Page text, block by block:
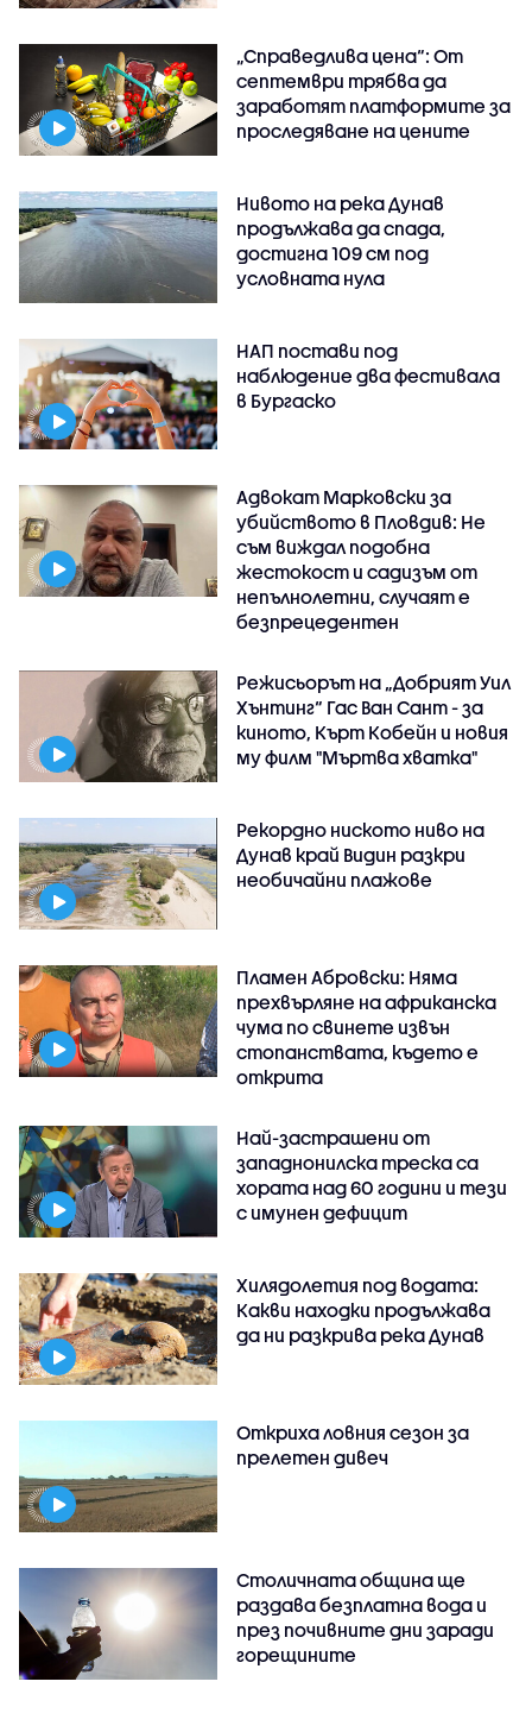
„Справедлива цена“: От
септември трябва да
заработят платформите за
проследяване на цените
Нивото на река Дунав
продължава да спада,
достигна 109 см под
условната нула
НАП постави под
наблюдение два фестивала
в Бургаско
Адвокат Марковски за
убийството в Пловдив: Не
съм виждал подобна
жестокост и садизъм от
непълнолетни, случаят е
безпрецедентен
Режисьорът на „Добрият Уил
Хънтинг“ Гас Ван Сант - за
киното, Кърт Кобейн и новия
му филм "Мъртва хватка"
Рекордно ниското ниво на
Дунав край Видин разкри
необичайни плажове
Пламен Абровски: Няма
прехвърляне на африканска
чума по свинете извън
стопанствата, където е
открита
Най-застрашени от
западнонилска треска са
хората над 60 години и тези
с имунен дефицит
Хилядолетия под водата:
Какви находки продължава
да ни разкрива река Дунав
Откриха ловния сезон за
прелетен дивеч
Столичната община ще
раздава безплатна вода и
през почивните дни заради
горещините